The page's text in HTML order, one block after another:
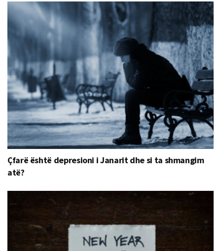
Çfarë është depresioni i Janarit dhe si ta shmangim
atë?